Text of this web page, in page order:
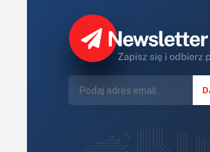
Narzędzia
Optoelektronika